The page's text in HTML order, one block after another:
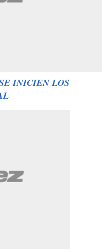
INICIEN LOS